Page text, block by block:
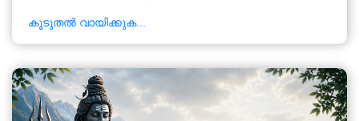
കൂടുതൽ വായിക്കുക...